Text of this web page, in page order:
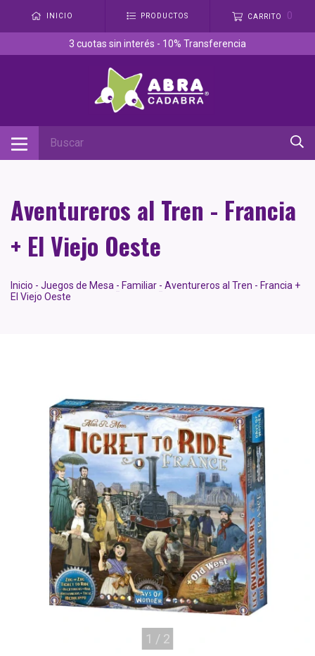
INICIO PRODUCTOS CARRITO 0
3 cuotas sin interés - 10% Transferencia
Aventureros al Tren - Francia
+ El Viejo Oeste
Inicio - Juegos de Mesa - Familiar - Aventureros al Tren - Francia +
El Viejo Oeste
1 / 2